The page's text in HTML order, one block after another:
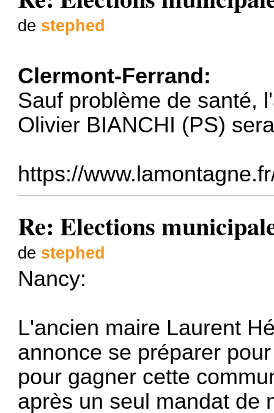
de stephed
Clermont-Ferrand:
Sauf problème de santé,
Olivier BIANCHI (PS)
https://
Re: Elections
de stephed
Nancy:
L'ancien maire Laurent
annonce se préparer
pour gagner cette
après un seul mandat de